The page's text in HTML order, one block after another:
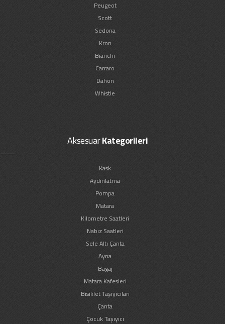
Peugeot
Scott
Sedona
Kron
Bianchi
Carraro
Dahon
Whistle
AksesuarKategorileri
Kask
Aydınlatma
Pompa
Matara
Kilometre Saatleri
Nabız Saatleri
Sele Altı Çanta
Ayna
Bagaj
Matara Kafesleri
Bisiklet Taşıyıcıları
Çanta
Çocuk Taşıyıcı